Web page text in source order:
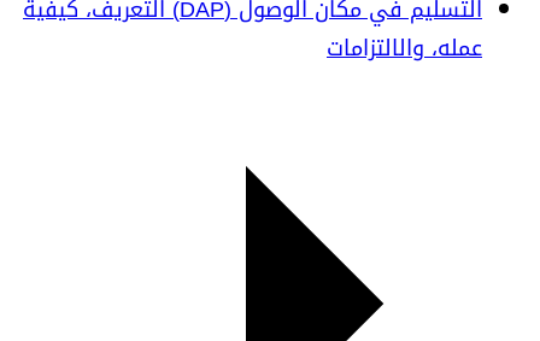
التسليم في مكان الوصول (DAP) التعريف، كيفية
عمله، والالتزامات